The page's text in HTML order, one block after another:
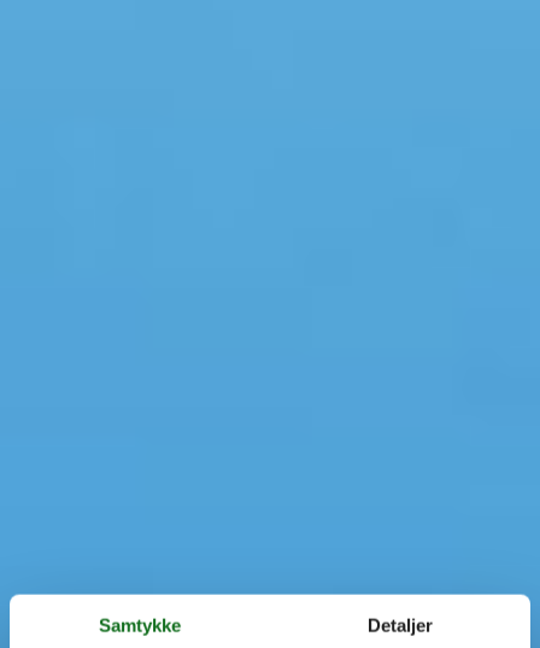
Samtykke Detaljer